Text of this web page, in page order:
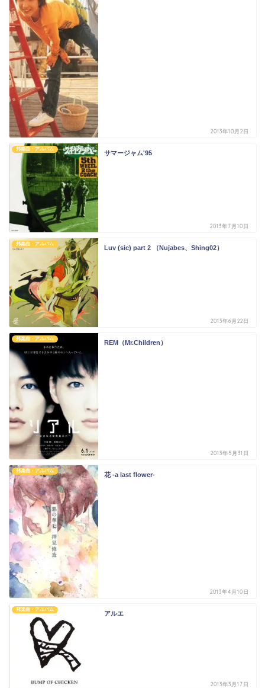
2013年10月2日
邦楽曲・アルバム
サマージャム'95
2013年7月10日
邦楽曲・アルバム
Luv (sic) part 2 （Nujabes、Shing02）
2013年6月22日
邦楽曲・アルバム
REM（Mr.Children）
2013年5月31日
邦楽曲・アルバム
花 -a last flower-
2013年4月10日
邦楽曲・アルバム
アルエ
2013年3月17日